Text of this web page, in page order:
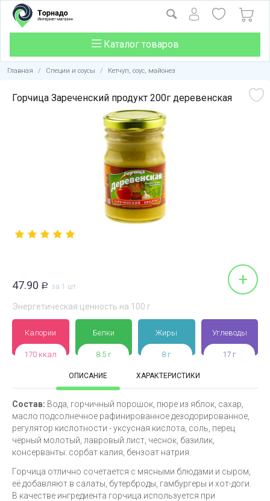
Каталог товаров
Главная / Специи и соусы / Кетчуп, соус, майонез
Горчица Зареченский продукт 200г деревенская
47.90 Р за 1 шт +
Энергетическая ценность на 100 г
Калории
170 ккал
Белки
8.5 г
Жиры
8 г
Углеводы
17 г
ОПИСАНИЕ ХАРАКТЕРИСТИКИ
Состав: Вода, горчичный порошок, пюре из яблок, сахар,
масло подсолнечное рафинированное дезодорированное,
регулятор кислотности - уксусная кислота, соль, перец
чёрный молотый, лавровый лист, чеснок, базилик,
консерванты: сорбат калия, бензоат натрия.
Горчица отлично сочетается с мясными блюдами и сыром,
её добавляют в салаты, бутерброды, гамбургеры и хот-доги.
В качестве ингредиента горчица используется при